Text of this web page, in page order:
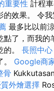
重要性 計程
的效果。 令
最多比以前
點了，而我
。 長照中心
。 Google商
骨
外燴選擇